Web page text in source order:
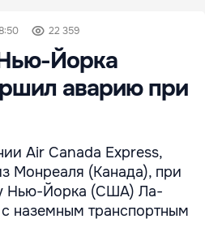
22 359
Йорка
аварию при
Air Canada Express,
Монреаля (Канада), при
Нью-Йорка (США) Ла-
наземным транспортным